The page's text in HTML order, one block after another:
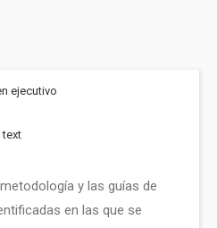
ejecutivo
text
y las guías de
en las que se